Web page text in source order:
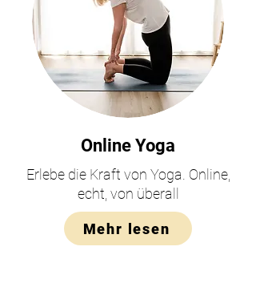
Online Yoga
Erlebe die Kraft von Yoga. Online,
echt, von überall
Mehr lesen